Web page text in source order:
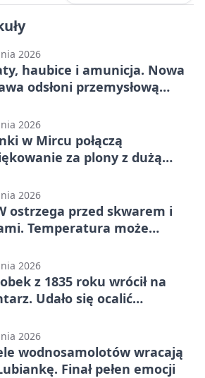
2026
haubice i amunicja. Nowa
odsłoni przemysłową
2026
w Mircu połączą
za plony z dużą
2026
ostrzega przed skwarem i
Temperatura może
2026
z 1835 roku wrócił na
Udało się ocalić
2026
wodnosamolotów wracają
Finał pełen emocji